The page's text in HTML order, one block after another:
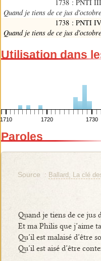
1738 : PNTI III
Quand je tiens de ce jus d'octobre
1738 : PNTI IV
Quand je tiens de ce jus d'octobre
Utilisation dans
1710 1720 1730
Paroles
Source : Ballard, La clé
Quand je tiens de ce jus
Et ma Philis que j’aime
Qu’il est malaisé d’être
Qu’il est aisé d’être